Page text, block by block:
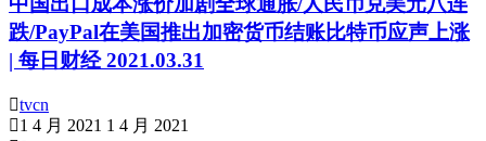
跌/PayPal在美国推出加密货币结账比特币应声上涨
| 每日财经 2021.03.31
tvcn
1 4 月 2021 1 4 月 2021